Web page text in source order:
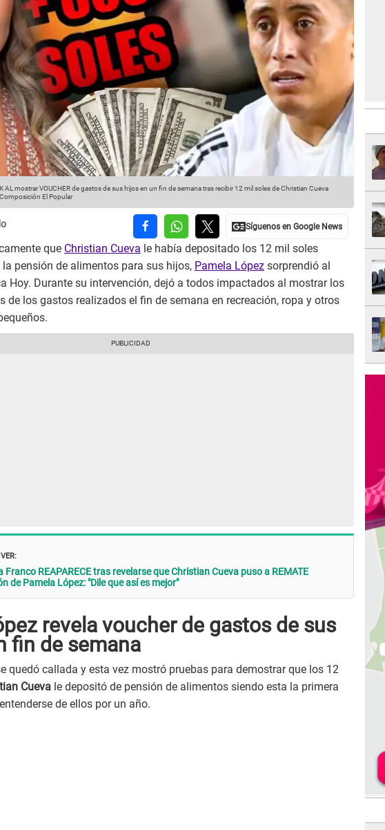
AL mostrar VOUCHER de gastos de sus hijos en un fin de semana tras recibir 12 mil soles de Christian Cueva
El Popular
que Christian Cueva le había depositado los 12 mil soles
pensión de alimentos para sus hijos, Pamela López sorprendió al
Hoy. Durante su intervención, dejó a todos impactados al mostrar los
de los gastos realizados el fin de semana en recreación, ropa y otros
Franco REAPARECE tras revelarse que Christian Cueva puso a REMATE
de Pamela López: "Dile que así es mejor"
revela voucher de gastos de sus
fin de semana
quedó callada y esta vez mostró pruebas para demostrar que los 12
Cueva le depositó de pensión de alimentos siendo esta la primera
de ellos por un año.